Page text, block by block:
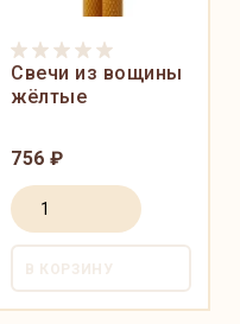
Свечи из вощины
жёлтые
756 ₽
В КОРЗИНУ